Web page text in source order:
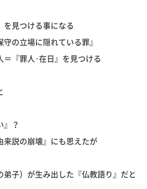
を見つける事になる
の立場に隠れている罪』
『罪人･在日』を見つける
』？
来説の崩壊』にも思えたが
子）が生み出した『仏教語り』だと